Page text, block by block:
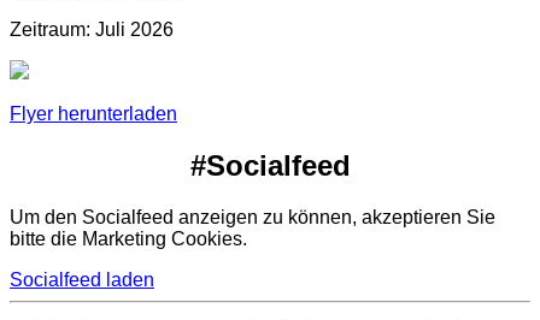
Zeitraum: Juli 2026
Flyer herunterladen
#Socialfeed
Um den Socialfeed anzeigen zu können, akzeptieren Sie
bitte die Marketing Cookies.
Socialfeed laden